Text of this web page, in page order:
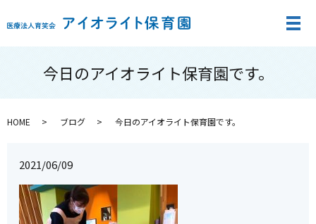
メ
今日のアイオライト保育園です。
HOME ブログ 今日のアイオライト保育園です。
2021/06/09